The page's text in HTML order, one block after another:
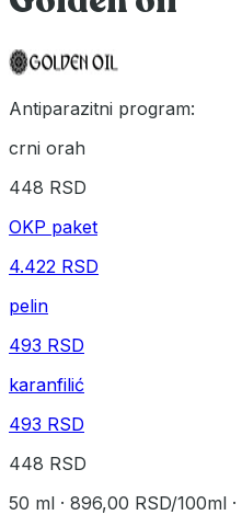
Antiparazitni program:
crni orah
448 RSD
OKP paket
4.422 RSD
pelin
493 RSD
karanfilić
493 RSD
448 RSD
50 ml · 896,00 RSD/100ml ·